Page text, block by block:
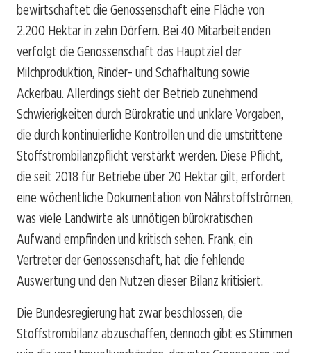
bewirtschaftet die Genossenschaft eine Fläche von
2.200 Hektar in zehn Dörfern. Bei 40 Mitarbeitenden
verfolgt die Genossenschaft das Hauptziel der
Milchproduktion, Rinder- und Schafhaltung sowie
Ackerbau. Allerdings sieht der Betrieb zunehmend
Schwierigkeiten durch Bürokratie und unklare Vorgaben,
die durch kontinuierliche Kontrollen und die umstrittene
Stoffstrombilanzpflicht verstärkt werden. Diese Pflicht,
die seit 2018 für Betriebe über 20 Hektar gilt, erfordert
eine wöchentliche Dokumentation von Nährstoffströmen,
was viele Landwirte als unnötigen bürokratischen
Aufwand empfinden und kritisch sehen. Frank, ein
Vertreter der Genossenschaft, hat die fehlende
Auswertung und den Nutzen dieser Bilanz kritisiert.
Die Bundesregierung hat zwar beschlossen, die
Stoffstrombilanz abzuschaffen, dennoch gibt es Stimmen